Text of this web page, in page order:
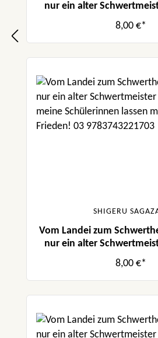
nur ein alter
aber meine Schülerinnen
in Frieden! 04
8,00 €*
SHIGERU
Vom Landei zum
nur ein alter
aber meine Schülerinnen
in Frieden! 03
8,00 €*